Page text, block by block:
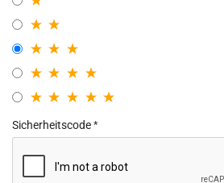
Sicherheitscode